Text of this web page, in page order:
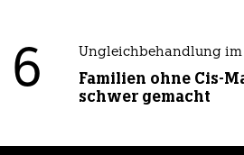
6 Ungleichbehandlung im
Familien ohne Cis-
schwer gemacht